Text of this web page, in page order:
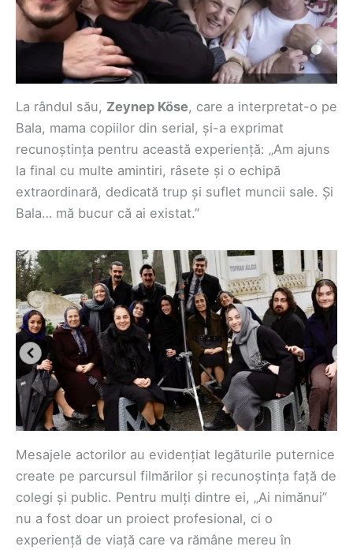
La rândul său, Zeynep Köse, care a interpretat-o pe
Bala, mama copiilor din serial, și-a exprimat
recunoștința pentru această experiență: „Am ajuns
la final cu multe amintiri, râsete și o echipă
extraordinară, dedicată trup și suflet muncii sale. Și
Bala… mă bucur că ai existat.”
Mesajele actorilor au evidențiat legăturile puternice
create pe parcursul filmărilor și recunoștința față de
colegi și public. Pentru mulți dintre ei, „Ai nimănui”
nu a fost doar un proiect profesional, ci o
experiență de viață care va rămâne mereu în